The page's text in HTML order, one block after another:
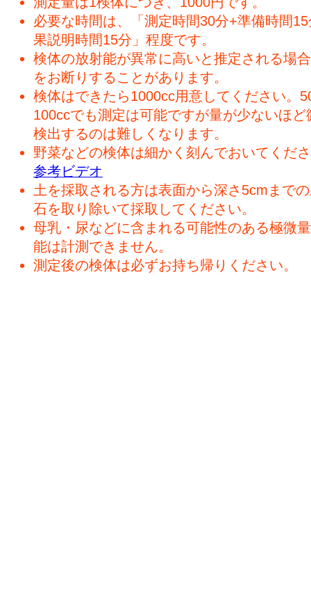
必要な時間は、「測定時間30分+準備時間
果説明時間15分」程度です。
検体の放射能が異常に高いと推定される場
をお断りすることがあります。
検体はできたら1000cc用意してください。
100ccでも測定は可能ですが量が少ないほど
検出するのは難しくなります。
野菜などの検体は細かく刻んでおいてくだ
参考ビデオ
土を採取される方は表面から深さ5cmまで
石を取り除いて採取してください。
母乳・尿などに含まれる可能性のある極微
能は計測できません。
測定後の検体は必ずお持ち帰りください。